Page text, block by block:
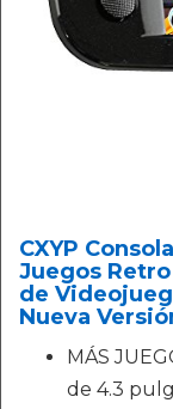
CXYP
Juegos Retro
de
Nueva
MÁS
de 4.3